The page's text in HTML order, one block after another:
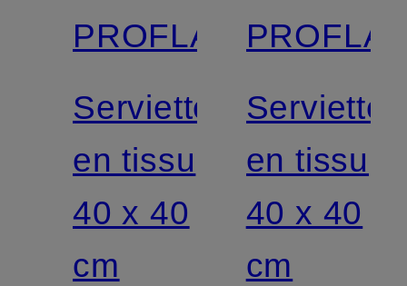
PROFLAX
Serviette
en tissu
40 x 40
cm
Serviette
en tissu
40 x 40
cm